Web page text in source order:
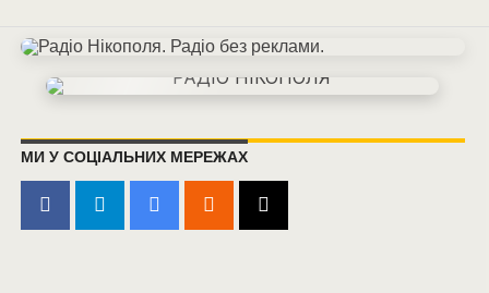
МИ У СОЦІАЛЬНИХ МЕРЕЖАХ